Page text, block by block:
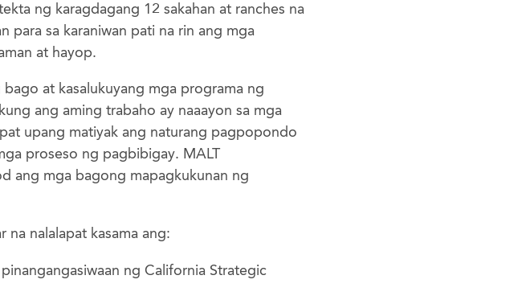
ng karagdagang 12 sakahan at ranches na
para sa karaniwan pati na rin ang mga
at hayop.
at kasalukuyang mga programa ng
ang aming trabaho ay naaayon sa mga
upang matiyak ang naturang pagpopondo
proseso ng pagbibigay. MALT
ang mga bagong mapagkukunan ng
nalalapat kasama ang:
ng California Strategic